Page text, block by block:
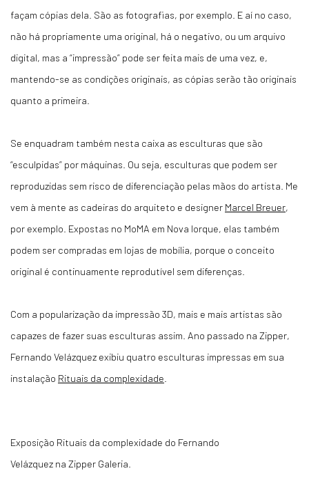
façam cópias dela. São as fotografias, por exemplo. E aí no caso,
não há propriamente uma original, há o negativo, ou um arquivo
digital, mas a “impressão” pode ser feita mais de uma vez, e,
mantendo-se as condições originais, as cópias serão tão originais
quanto a primeira.
Se enquadram também nesta caixa as esculturas que são
“esculpidas” por máquinas. Ou seja, esculturas que podem ser
reproduzidas sem risco de diferenciação pelas mãos do artista. Me
vem à mente as cadeiras do arquiteto e designer Marcel Breuer,
por exemplo. Expostas no MoMA em Nova Iorque, elas também
podem ser compradas em lojas de mobília, porque o conceito
original é continuamente reprodutível sem diferenças.
Com a popularização da impressão 3D, mais e mais artistas são
capazes de fazer suas esculturas assim. Ano passado na Zipper,
Fernando Velázquez exibiu quatro esculturas impressas em sua
instalação Rituais da complexidade
Exposição Rituais da complexidade do Fernando
Velázquez na Zipper Galeria.